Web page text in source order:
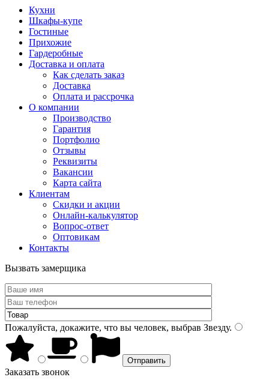
Кухни
Шкафы-купе
Гостиные
Прихожие
Гардеробные
Доставка и оплата
Как сделать заказ
Доставка
Оплата и рассрочка
О компании
Производство
Гарантия
Портфолио
Отзывы
Реквизиты
Вакансии
Карта сайта
Клиентам
Скидки и акции
Онлайн-калькулятор
Вопрос-ответ
Оптовикам
Контакты
Вызвать замерщика
Пожалуйста, докажите, что вы человек, выбрав Звезду.
Заказать звонок